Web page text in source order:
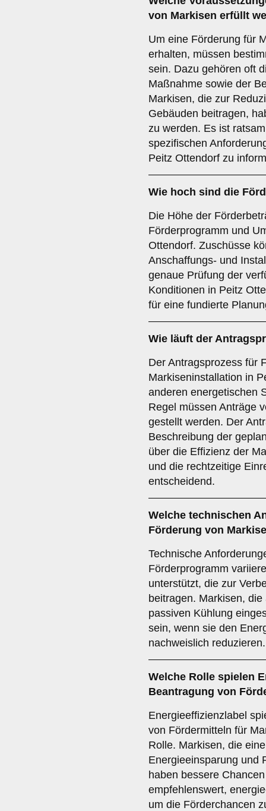
von Markisen erfüllt
Um eine Förderung für
erhalten, müssen
sein. Dazu gehören oft
Maßnahme sowie der
Markisen, die zur
Gebäuden beitragen,
zu werden. Es ist
spezifischen
Peitz Ottendorf zu
Wie hoch sind die
Die Höhe der
Förderprogramm und
Ottendorf. Zuschüsse
Anschaffungs- und
genaue Prüfung der
Konditionen in Peitz
für eine fundierte
Wie läuft der
Der Antragsprozess für
Markiseninstallation in
anderen energetischen
Regel müssen Anträge
gestellt werden. Der
Beschreibung der
über die Effizienz der
und die rechtzeitige
entscheidend.
Welche technischen
Förderung von
Technische
Förderprogramm
unterstützt, die zur
beitragen. Markisen,
passiven Kühlung
sein, wenn sie den
nachweislich reduzieren.
Welche Rolle spielen
Beantragung von
Energieeffizienzlabel
von Fördermitteln für
Rolle. Markisen, die
Energieeinsparung und
haben bessere
empfehlenswert,
um die Förderchancen